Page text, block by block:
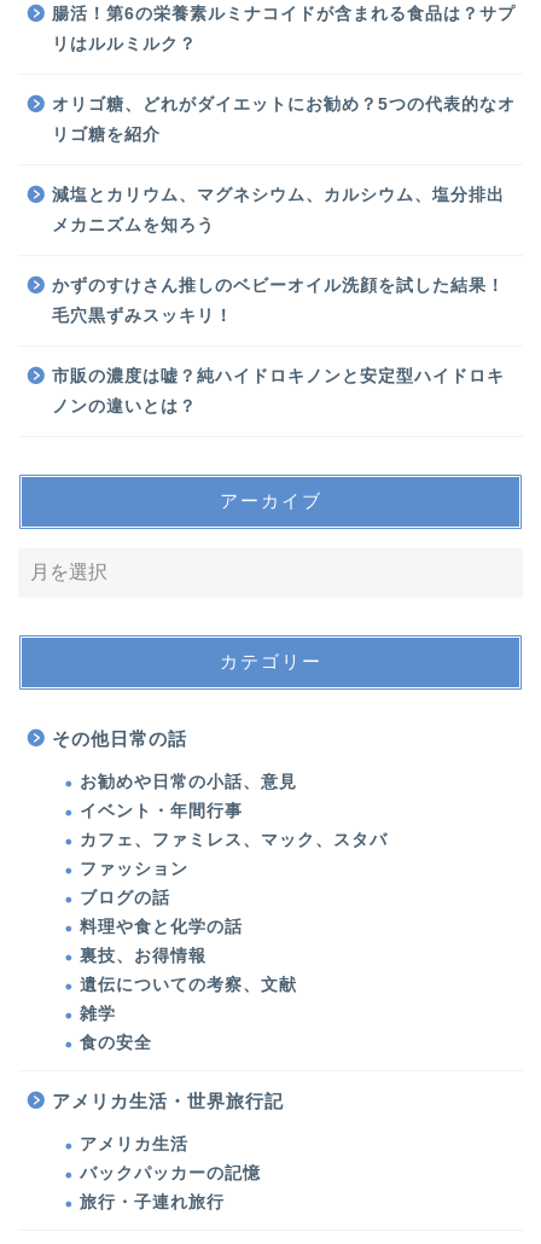
腸活！第6の栄養素ルミナコイドが含まれる食品は？サプ
リはルルミルク？
オリゴ糖、どれがダイエットにお勧め？5つの代表的なオ
リゴ糖を紹介
減塩とカリウム、マグネシウム、カルシウム、塩分排出
メカニズムを知ろう
かずのすけさん推しのベビーオイル洗顔を試した結果！
毛穴黒ずみスッキリ！
市販の濃度は嘘？純ハイドロキノンと安定型ハイドロキ
ノンの違いとは？
アーカイブ
カテゴリー
その他日常の話
お勧めや日常の小話、意見
イベント・年間行事
カフェ、ファミレス、マック、スタバ
ファッション
ブログの話
料理や食と化学の話
裏技、お得情報
遺伝についての考察、文献
雑学
食の安全
アメリカ生活・世界旅行記
アメリカ生活
バックパッカーの記憶
旅行・子連れ旅行